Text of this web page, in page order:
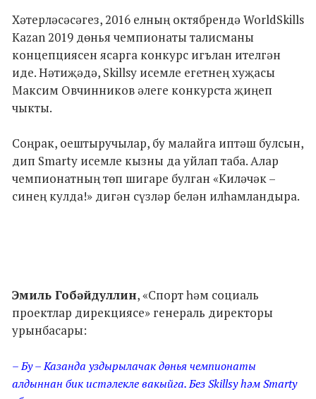
Хәтерләсәсәгез, 2016 елның октябрендә WorldSkills
Kazan 2019 дөнья чемпионаты талисманы
концепциясен ясарга конкурс игълан ителгән
иде. Нәтиҗәдә, Skillsy исемле егетнең хуҗасы
Максим Овчинников әлеге конкурста җиңеп
чыкты.
Соңрак, оештыручылар, бу малайга иптәш булсын,
дип Smarty исемле кызны да уйлап таба. Алар
чемпионатның төп шигаре булган «Киләчәк –
синең кулда!» дигән сүзләр белән илһамландыра.
Эмиль Гобәйдуллин, «Спорт һәм социаль
проектлар дирекциясе» генераль директоры
урынбасары:
– Бу – Казанда уздырылачак дөнья чемпионаты
алдыннан бик истәлекле вакыйга. Без Skillsy һәм Smarty